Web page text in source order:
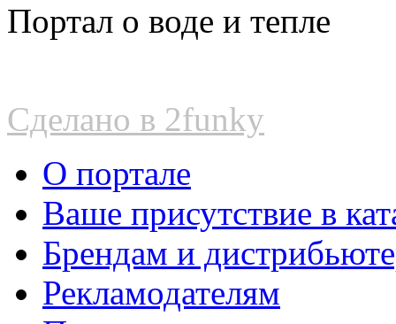
Портал о воде и тепле
Сделано в 2funky
О портале
Ваше присутствие в
Брендам и
Рекламодателям